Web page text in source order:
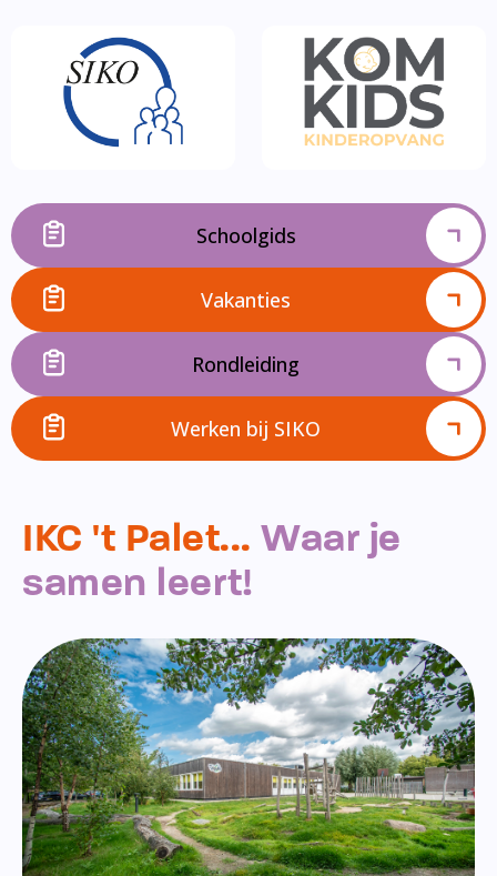
Schoolgids
Vakanties
Rondleiding
Werken bij SIKO
IKC 't Palet... Waar je
samen leert!